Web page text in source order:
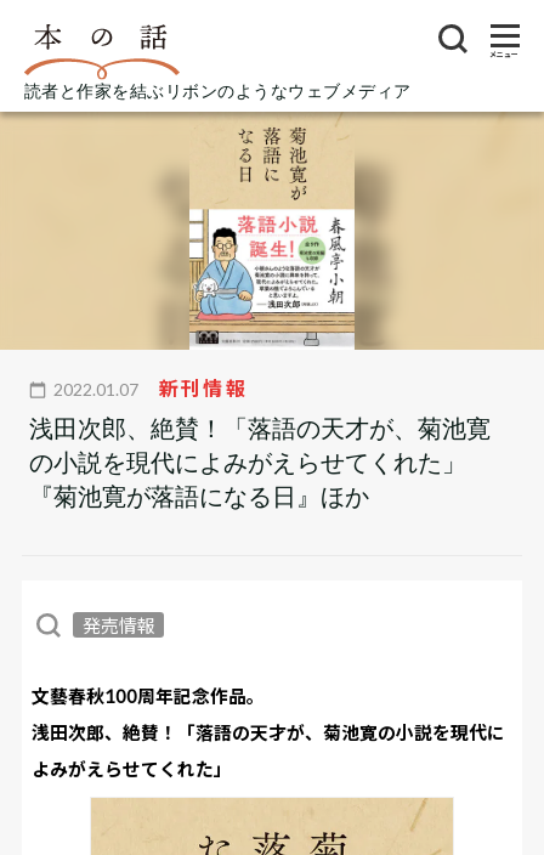
読者と作家を結ぶリボンのようなウェブメディア
メニュー
2022.01.07 新刊情報
浅田次郎、絶賛！「落語の天才が、菊池寛
の小説を現代によみがえらせてくれた」
『菊池寛が落語になる日』ほか
発売情報
文藝春秋100周年記念作品。
浅田次郎、絶賛！「落語の天才が、菊池寛の小説を現代に
よみがえらせてくれた」